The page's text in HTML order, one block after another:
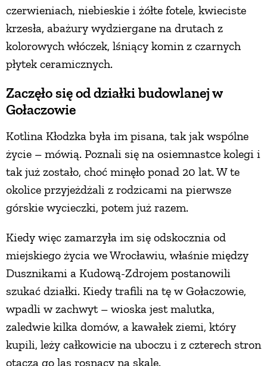
czerwieniach, niebieskie i żółte fotele, kwieciste
krzesła, abażury wydziergane na drutach z
kolorowych włóczek, lśniący komin z czarnych
płytek ceramicznych.
Zaczęło się od działki budowlanej w
Gołaczowie
Kotlina Kłodzka była im pisana, tak jak wspólne
życie – mówią. Poznali się na osiemnastce kolegi i
tak już zostało, choć minęło ponad 20 lat. W te
okolice przyjeżdżali z rodzicami na pierwsze
górskie wycieczki, potem już razem.
Kiedy więc zamarzyła im się odskocznia od
miejskiego życia we Wrocławiu, właśnie między
Dusznikami a Kudową-Zdrojem postanowili
szukać działki. Kiedy trafili na tę w Gołaczowie,
wpadli w zachwyt – wioska jest malutka,
zaledwie kilka domów, a kawałek ziemi, który
kupili, leży całkowicie na uboczu i z czterech stron
otacza go las rosnący na skale.